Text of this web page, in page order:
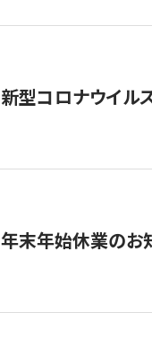
新型コロナウイル
年末年始休業のお